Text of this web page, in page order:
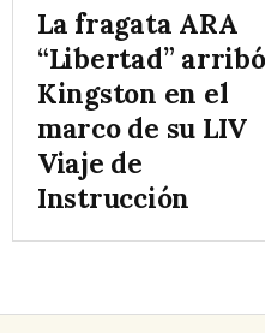
La fragata ARA
“Libertad”
Kingston en el
marco de su LIV
Viaje de
Instrucción